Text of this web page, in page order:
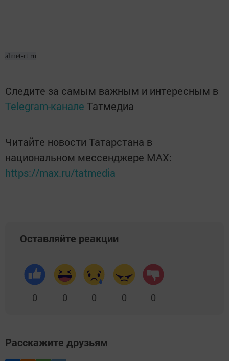
almet-rt.ru
Следите за самым важным и интересным в
Telegram-канале Татмедиа
Читайте новости Татарстана в
национальном мессенджере MАХ:
https://max.ru/tatmedia
Оставляйте реакции
0 0 0 0 0
Расскажите друзьям